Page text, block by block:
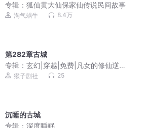
专辑：狐仙黄大仙保家仙传说民间故事
淘气蜗牛 8.4万
第282章古城
专辑：玄幻|穿越|免费|凡女的修仙逆袭
之路猴子剧社 25
沉睡的古城
专辑：深度睡眠